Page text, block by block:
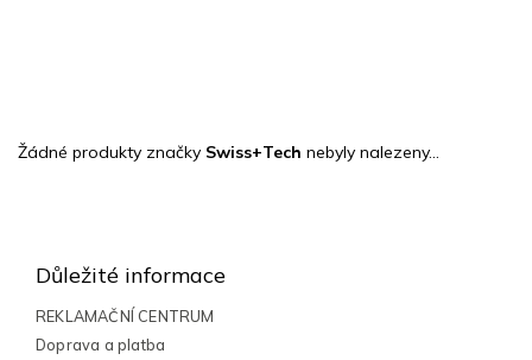
Žádné produkty značky Swiss+Tech nebyly nalezeny...
Důležité informace
REKLAMAČNÍ CENTRUM
Doprava a platba